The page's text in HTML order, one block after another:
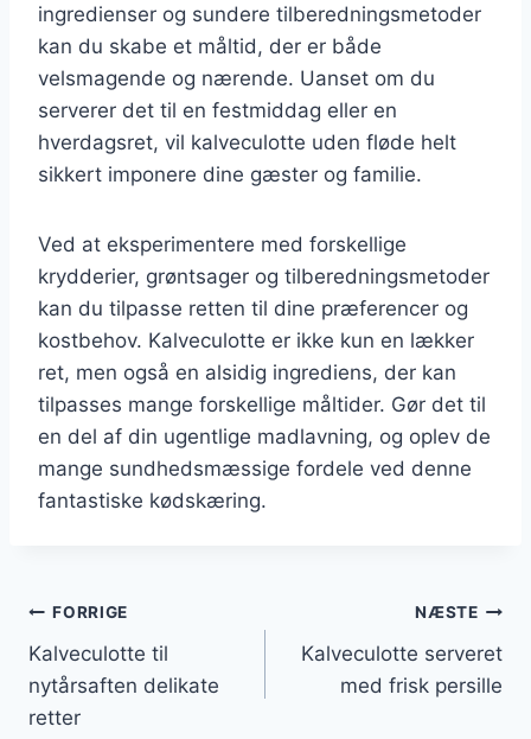
ingredienser og sundere tilberedningsmetoder
kan du skabe et måltid, der er både
velsmagende og nærende. Uanset om du
serverer det til en festmiddag eller en
hverdagsret, vil kalveculotte uden fløde helt
sikkert imponere dine gæster og familie.
Ved at eksperimentere med forskellige
krydderier, grøntsager og tilberedningsmetoder
kan du tilpasse retten til dine præferencer og
kostbehov. Kalveculotte er ikke kun en lækker
ret, men også en alsidig ingrediens, der kan
tilpasses mange forskellige måltider. Gør det til
en del af din ugentlige madlavning, og oplev de
mange sundhedsmæssige fordele ved denne
fantastiske kødskæring.
Indlægsnavigation
FORRIGE
Kalveculotte til
nytårsaften delikate
retter
NÆSTE
Kalveculotte serveret
med frisk persille